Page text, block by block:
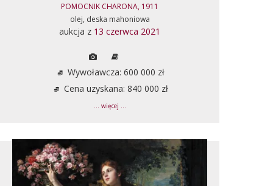
POMOCNIK CHARONA, 1911
olej, deska mahoniowa
aukcja z 13 czerwca 2021
Wywoławcza: 600 000 zł
Cena uzyskana: 840 000 zł
... więcej ...